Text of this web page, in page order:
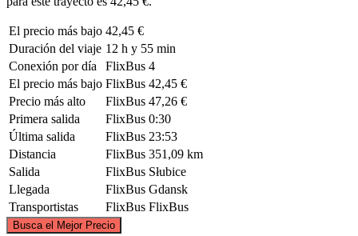
El precio más bajo 42,45 €
Duración del viaje 12 h y 55 min
Conexión por día
FlixBus 4
El precio más bajo FlixBus 42,45 €
Precio más alto
FlixBus 47,26 €
Primera salida
FlixBus 0:30
Última salida
FlixBus 23:53
Distancia
FlixBus 351,09 km
Salida
FlixBus Słubice
Llegada
FlixBus Gdansk
Transportistas
FlixBus FlixBus
Busca el Mejor Precio
©